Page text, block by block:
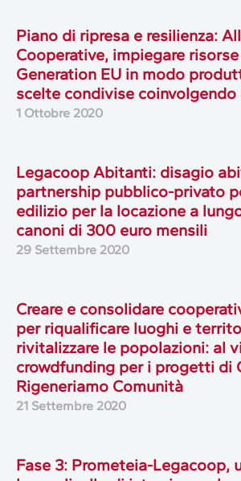
Piano di ripresa e resilienza:
Cooperative, impiegare
Generation EU in modo
scelte condivise
1 Ottobre 2020
Legacoop Abitanti: disagio
partnership pubblico-privato
edilizio per la locazione a
canoni di 300 euro mensili
29 Settembre 2020
Creare e consolidare
per riqualificare luoghi e
rivitalizzare le popolazioni: al
crowdfunding per i progetti di
Rigeneriamo Comunità
21 Settembre 2020
Fase 3: Prometeia-Legacoop,